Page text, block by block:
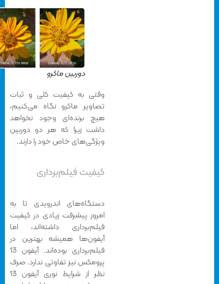
دوربین ماکرو
وقتی به کیفیت کلی و ثبات
تصاویر ماکرو نگاه می‌کنیم،
هیچ برنده‌ای وجود نخواهد
داشت زیرا که هر دو دوربین
ویژگی‌های خاص خود را دارند.
کیفیت فیلم‌برداری
دستگاه‌های اندرویدی تا به
امروز پیشرفت زیادی در کیفیت
فیلم‌برداری داشته‌اند، اما
آیفون‌ها همیشه بهترین در
فیلم‌برداری بوده‌اند. آیفون 13
پرومکس نیز تفاوتی ندارد. صرف
نظر از شرایط نوری آیفون 13